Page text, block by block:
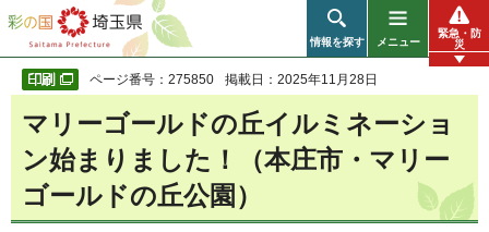
彩の国 埼玉県
情報を探す メニュー
緊急・防
災
ページ番号：275850 掲載日：2025年11月28日
マリーゴールドの丘イルミネーショ
ン始まりました！（本庄市・マリー
ゴールドの丘公園）